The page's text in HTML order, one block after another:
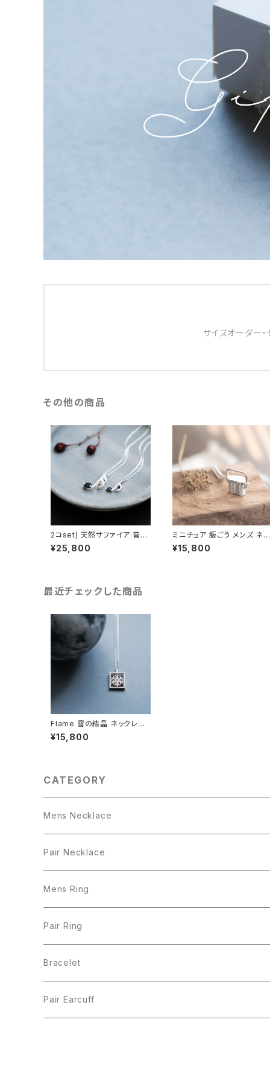
サイズオーダー
その他の商品
2コset) 天然サファイア 音符
ペア ネックレス シルバー925
¥25,800
ミニチュア 飯ごう メンズ ネッ
クレス シルバー925
¥15,800
最近チェックした商品
Flame 雪の結晶 ネックレス
シルバー925 メンズ ユニセッ
クス
¥15,800
CATEGORY
Mens Necklace
Pair Necklace
Mens Ring
Pair Ring
Bracelet
Pair Earcuff